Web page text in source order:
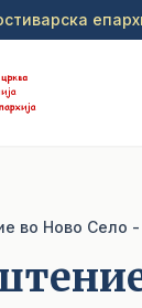
во Ново Село